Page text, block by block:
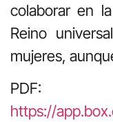
colaborar en
Reino
mujeres,
PDF:
https://